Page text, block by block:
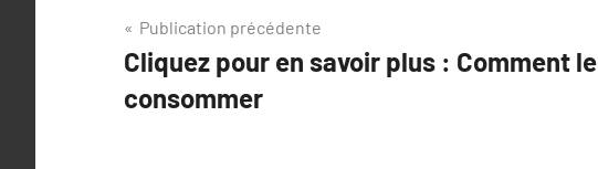
Navigation
de
l’article
Publication précédente
Cliquez pour en savoir plus : Comment le
consommer